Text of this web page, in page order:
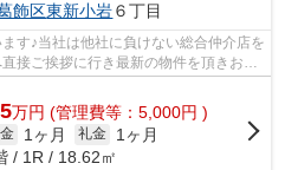
飾区東新小岩６丁目
す♪当社は他社に負けない総合仲介店を
接ご挨拶に行き最新の物件を頂きお客
...
万円 (管理費等：5,000円 )
1ヶ月 礼金
1ヶ月
/ 1R / 18.62㎡